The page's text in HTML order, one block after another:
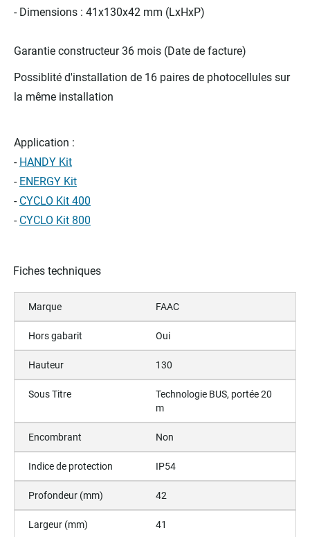
- Dimensions : 41x130x42 mm (LxHxP)
Garantie constructeur 36 mois (Date de facture)
Possiblité d'installation de 16 paires de photocellules sur
la même installation
Application :
- HANDY Kit
- ENERGY Kit
- CYCLO Kit 400
- CYCLO Kit 800
Fiches techniques
Marque FAAC
Hors gabarit Oui
Hauteur 130
Sous Titre
Technologie BUS, portée 20
m
Encombrant Non
Indice de protection IP54
Profondeur (mm) 42
Largeur (mm) 41